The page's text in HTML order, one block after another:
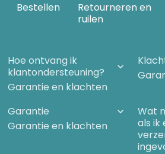
Bestellen
Retourneren en
ruilen
Hoe ontvang ik
klantondersteuning?
Garantie en klachten
Garantie
Garantie en klachten
Wat
als ik